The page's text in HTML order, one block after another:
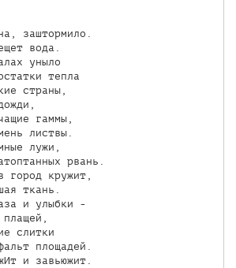
заштормило.
вода.
уныло
тепла
страны,
гаммы,
листвы.
лужи,
рвань.
город кружит,
ткань.
и улыбки -
плащей,
слитки
площадей.
и завьюжит.